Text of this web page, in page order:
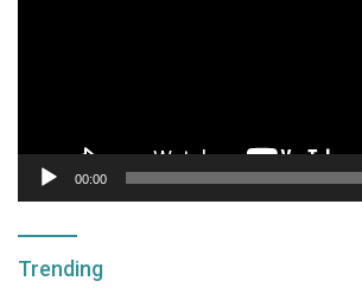
00:00
Trending